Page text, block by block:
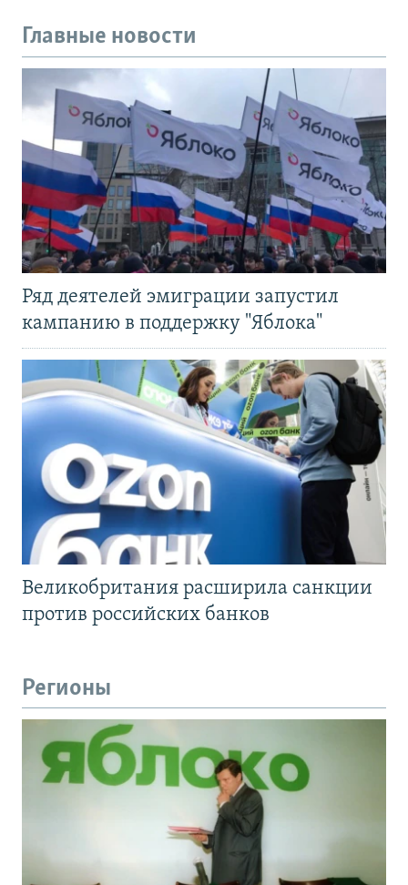
Главные новости
Ряд деятелей эмиграции запустил
кампанию в поддержку "Яблока"
Великобритания расширила санкции
против российских банков
Регионы